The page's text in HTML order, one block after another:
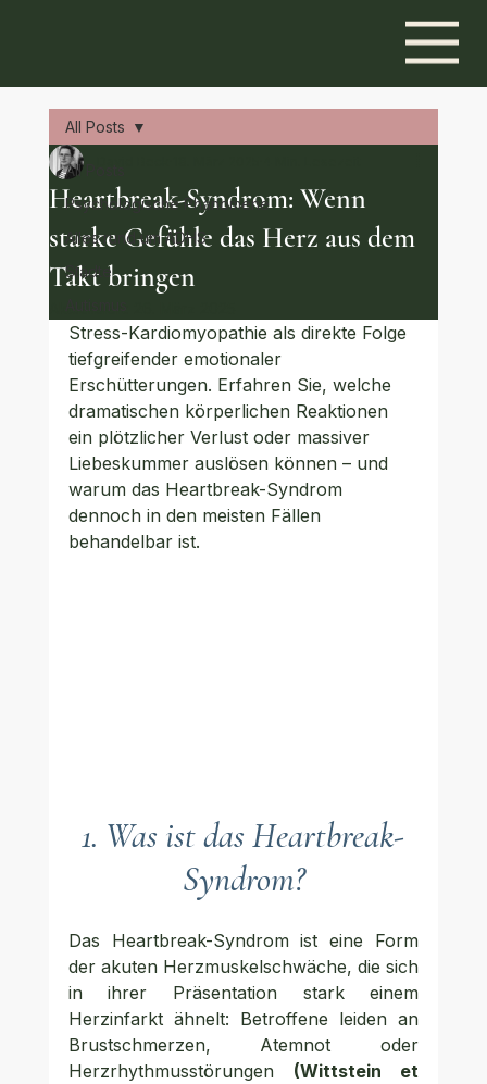
All Posts
Psychologische Phänomene
Alles rund um ADHS
Städte
All Posts
Heartbreak-Syndrom: Wenn
starke Gefühle das Herz aus dem
Takt bringen
Stress-Kardiomyopathie als direkte Folge
tiefgreifender emotionaler
Erschütterungen. Erfahren Sie, welche
dramatischen körperlichen Reaktionen
ein plötzlicher Verlust oder massiver
Liebeskummer auslösen können – und
warum das Heartbreak-Syndrom
dennoch in den meisten Fällen
behandelbar ist.
1. Was ist das Heartbreak-
Syndrom?
Das Heartbreak-Syndrom ist eine Form
der akuten Herzmuskelschwäche, die sich
in ihrer Präsentation stark einem
Herzinfarkt ähnelt: Betroffene leiden an
Brustschmerzen, Atemnot oder
Herzrhythmusstörungen (Wittstein et